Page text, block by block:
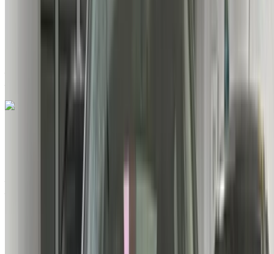
Aéroport international de Tanger, Tanger
Aéroport international de Tanger, Tanger
212663841439
à vendre en Tanger: Blanc Berline, Diesel Voiture, Autres
Spécifications, Auto 4-porte
Aéroport international de Tanger, Tanger
Autres Spécifications